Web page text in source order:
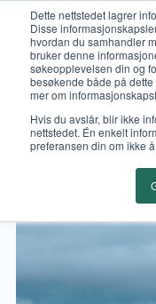
Dette nettstedet lagrer
Disse
hvordan du samhandler
bruker denne
søkeopplevelsen din og
besøkende både på
mer om
Hvis du avslår, blir ikke
nettstedet. Én enkelt
preferansen din om ikke